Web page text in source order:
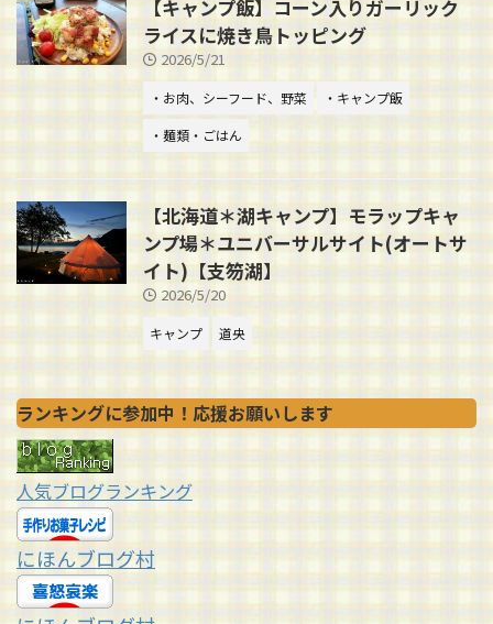
【キャンプ飯】コーン入りガーリック
ライスに焼き鳥トッピング
2026/5/21
・お肉、シーフード、野菜
・キャンプ飯
・麺類・ごはん
【北海道＊湖キャンプ】モラップキャ
ンプ場＊ユニバーサルサイト(オートサ
イト)【支笏湖】
2026/5/20
キャンプ 道央
ランキングに参加中！応援お願いします
人気ブログランキング
にほんブログ村